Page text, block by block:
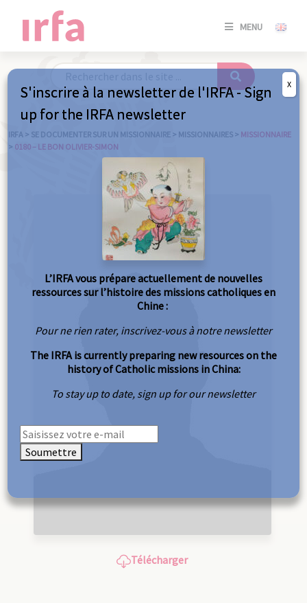
MENU
SE
/
IRFA > SE DOCUMENTER SUR UN MISSIONNAIRE > MISSIONNAIRES > MISSIONNAIRE
> 0180 – LE BON OLIVIER-SIMON
Télécharger
S'inscrire à la newsletter de l'IRFA - Sign
up for the IRFA newsletter
L’IRFA vous prépare actuellement de nouvelles
ressources sur l’histoire des missions catholiques en
Chine :
Pour ne rien rater, inscrivez-vous à notre newsletter
The IRFA is currently preparing new resources on the
history of Catholic missions in China:
To stay up to date, sign up for our newsletter
Soumettre
X